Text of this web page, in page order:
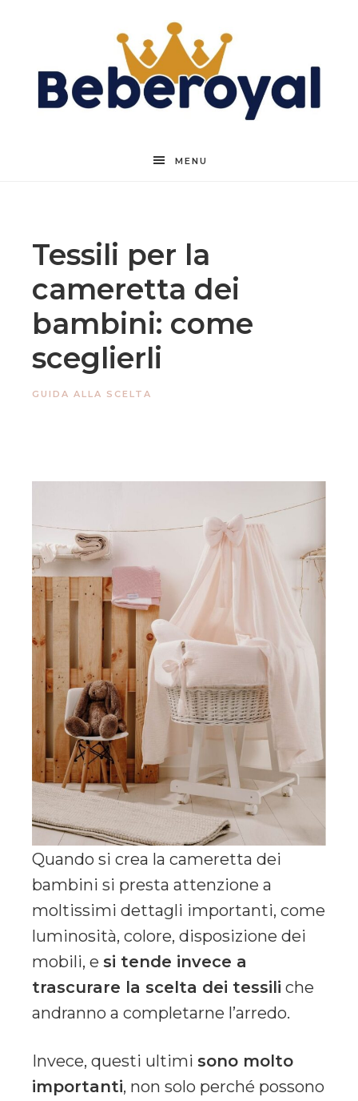
Beberoyal
MENU
Tessili per la
cameretta dei
bambini: come
sceglierli
GUIDA ALLA SCELTA
Quando si crea la cameretta dei
bambini si presta attenzione a
moltissimi dettagli importanti, come
luminosità, colore, disposizione dei
mobili, e si tende invece a
trascurare la scelta dei tessili che
andranno a completarne l’arredo.
Invece, questi ultimi sono molto
importanti, non solo perché possono